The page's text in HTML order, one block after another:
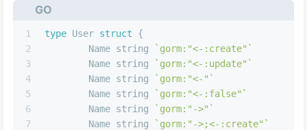
GO
1
2
3
4
5
6
7
type User struct {
	Name
string
`gorm:"<-:create"`
	Name
string
`gorm:"<-:update"`
	Name
string
`gorm:"<-"`
	Name
string
`gorm:"<-:false"`
	Name
string
`gorm:"->"`
	Name
string
`gorm:"->;<-:create"`